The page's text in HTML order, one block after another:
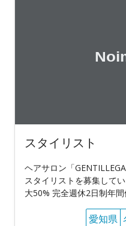
スタイリスト
ヘアサロン「
スタイリストを募集して
大50% 完全週休2日制年
愛知県